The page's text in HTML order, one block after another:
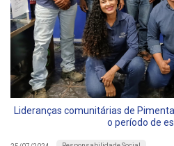
Lideranças comunitárias de
o período de